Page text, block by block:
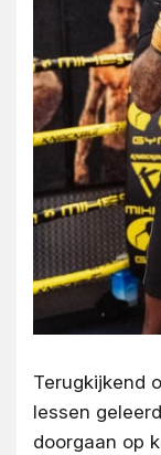
Terugkijkend
lessen
doorgaan op